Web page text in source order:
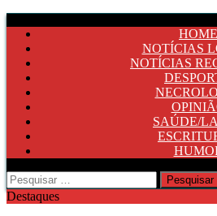
HOME
NOTÍCIAS
NOTÍCIAS
SAÚDE/
Pesquisar
por:
Destaques